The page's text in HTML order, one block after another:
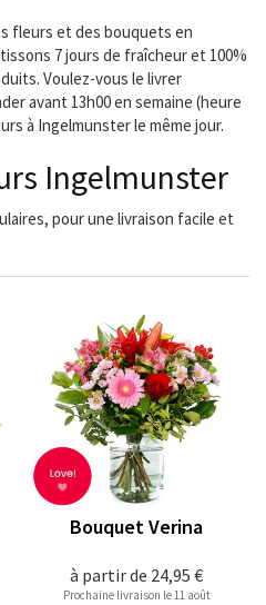
fleurs et des bouquets en
7 jours de fraîcheur et 100%
Voulez-vous le livrer
avant 13h00 en semaine (heure
à Ingelmunster le même jour.
Ingelmunster
pour une livraison facile et
à partir de 24,95 €
Bouquet Verina
Prochaine livraison le 11 août